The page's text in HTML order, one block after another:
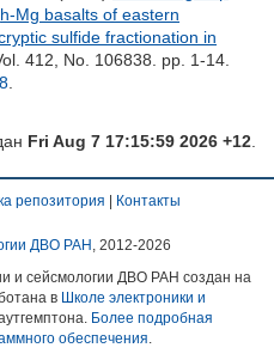
Mg basalts of eastern
sulfide fractionation in
412, No. 106838. pp. 1-14.
Fri Aug 7 17:15:59 2026 +12
репозитория Контакты
ДВО РАН , 2012-2026
и сейсмологии ДВО РАН создан на
в Школе электроники и
Более подробная
обеспечения.